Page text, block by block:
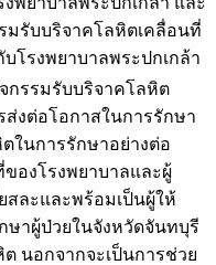
มรับบริจาคโลหิตเคลื่อนที่
โรงพยาบาลพระปกเกล้า
กรรมรับบริจาคโลหิต
ส่งต่อโอกาสในการรักษา
ในการรักษาอย่างต่อ
องโรงพยาบาลและผู้
สละและพร้อมเป็นผู้ให้
ษาผู้ป่วยในจังหวัดจันทบุรี
นอกจากจะเป็นการช่วย